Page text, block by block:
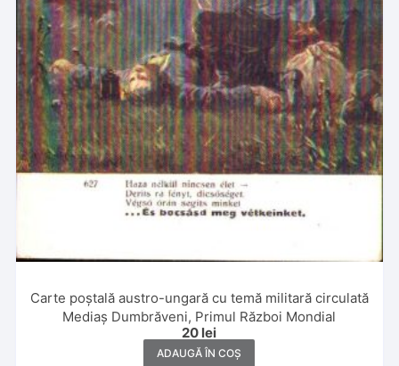
Carte poștală austro-ungară cu temă militară circulată
Mediaș Dumbrăveni, Primul Război Mondial
20 lei
ADAUGĂ ÎN COȘ